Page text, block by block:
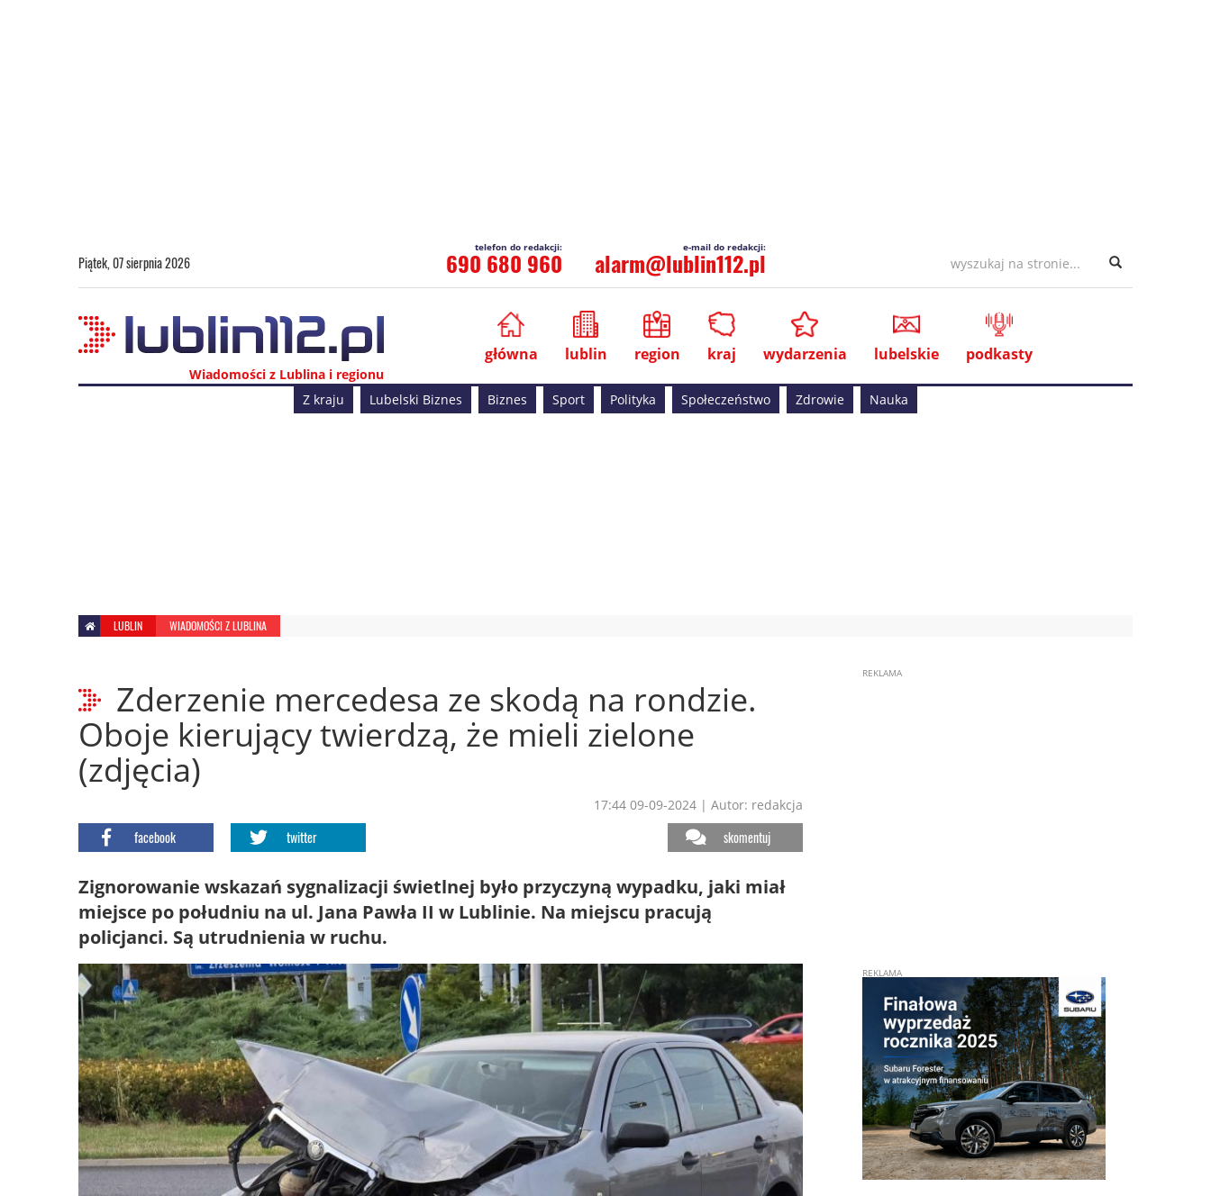
Piątek, 07 sierpnia 2026 690 680 960 alarm@lublin112.pl
Wiadomości z Lublina i regionu
główna lublin region kraj wydarzenia lubelskie podkasty
Z kraju Lubelski Biznes Biznes Sport Polityka Społeczeństwo Zdrowie Nauka
LUBLIN WIADOMOŚCI Z LUBLINA
Zderzenie mercedesa ze skodą na rondzie.
Oboje kierujący twierdzą, że mieli zielone
(zdjęcia)
17:44 09-09-2024 | Autor: redakcja
facebook twitter skomentuj
Zignorowanie wskazań sygnalizacji świetlnej było przyczyną wypadku, jaki miał
miejsce po południu na ul. Jana Pawła II w Lublinie. Na miejscu pracują
policjanci. Są utrudnienia w ruchu.